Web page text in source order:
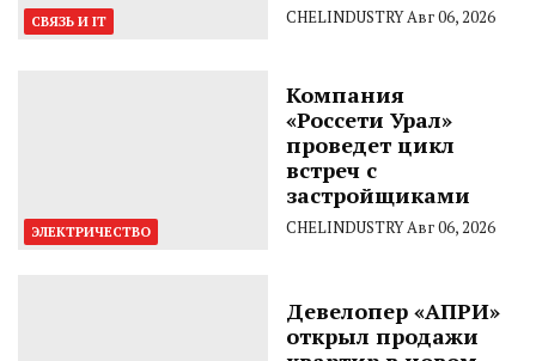
СВЯЗЬ И IT CHELINDUSTRYАвг 06, 2026
ЭЛЕКТРИЧЕСТВО
Компания
«Россети Урал»
проведет цикл
встреч с
застройщиками
CHELINDUSTRYАвг 06, 2026
Девелопер «АПРИ»
открыл продажи